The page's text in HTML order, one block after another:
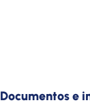
Documentos e